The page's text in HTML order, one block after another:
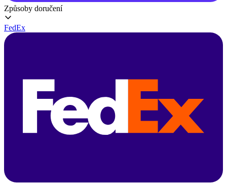
Způsoby doručení
FedEx